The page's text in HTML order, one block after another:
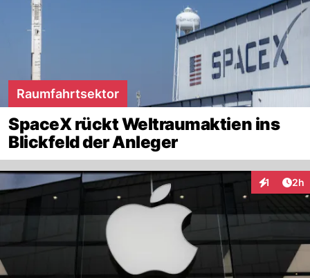
Raumfahrtsektor
SpaceX rückt Weltraumaktien ins
Blickfeld der Anleger
1 2h